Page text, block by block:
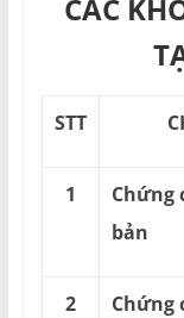
CÁC
STT
1
Chứng
bản
2
Chứng